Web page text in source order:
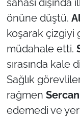
sahası
önüne düştü.
koşarak çizgiyi
müdahale etti.
sırasında kale
Sağlık
rağmen Sercan
edemedi ve